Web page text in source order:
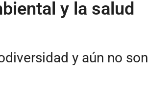
y la salud
y aún no son